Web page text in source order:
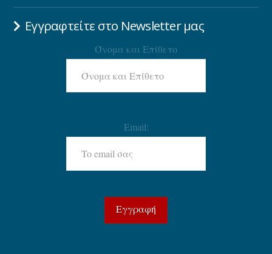
Εγγραφτείτε στο Newsletter μας
Όνομα και Επίθετο
Email: